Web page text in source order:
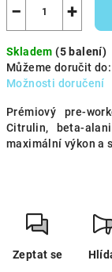
+
−
Skladem(5 balení)
Můžeme doručit do:
Možnosti doručení
Prémiový pre-
Citrulin, beta-
maximální výkon a
Zeptat se